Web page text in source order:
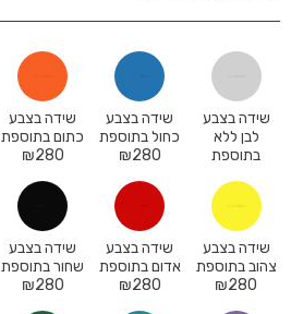
שידה בצבע
לבן ללא
בתוספת
שידה בצבע
כחול בתוספת
₪280
שידה בצבע
כתום בתוספת
₪280
שידה בצבע
צהוב בתוספת
₪280
שידה בצבע
אדום בתוספת
₪280
שידה בצבע
שחור בתוספת
₪280